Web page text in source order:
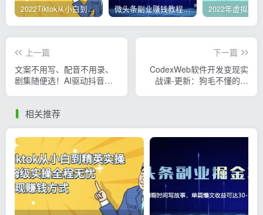
2022Tiktok从小白到精英实操，0-1保姆级实操全程无忧，多种变现赚钱方式 微头条副业赚钱教程，项目单号单天做到50-100+收益
上一篇
文案不用写、配音不用录、
剧集随便选！AI驱动抖音精
下一篇
CodexWeb软件开发变现实
战课-更新：狗毛不懂的小
相关推荐